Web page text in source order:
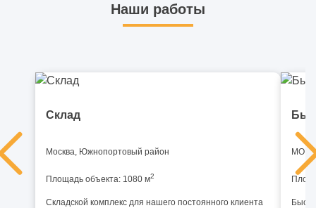
Наши работы
Склад
Москва, Южнопортовый район
Площадь объекта: 1080 м2
Складской комплекс для нашего постоянного клиента
МО,